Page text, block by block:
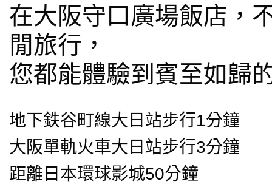
在大阪守口廣場飯店，
閒旅行，
您都能體驗到賓至如歸
地下鉄谷町線大日站步行1分鐘
大阪單軌火車大日站步行3分鐘
距離日本環球影城50分鐘